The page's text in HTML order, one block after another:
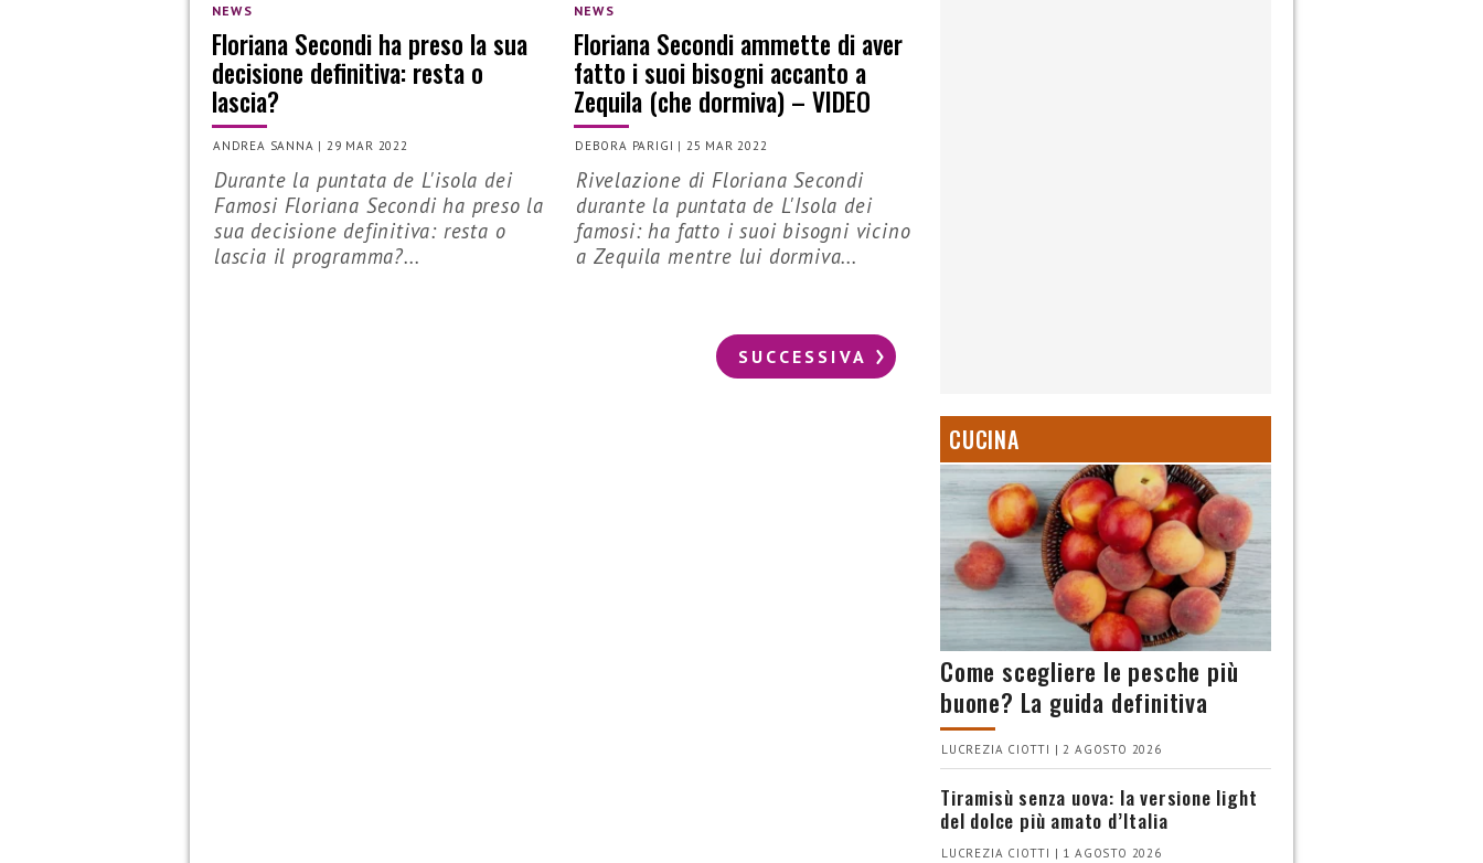
NEWS
Floriana Secondi ha preso la sua
decisione definitiva: resta o
lascia?
ANDREA SANNA |29 MAR 2022
Durante la puntata de L'isola dei
Famosi Floriana Secondi ha preso la
sua decisione definitiva: resta o
lascia il programma?...
NEWS
Floriana Secondi ammette di aver
fatto i suoi bisogni accanto a
Zequila (che dormiva) – VIDEO
DEBORA PARIGI | 25 MAR 2022
Rivelazione di Floriana Secondi
durante la puntata de L'Isola dei
famosi: ha fatto i suoi bisogni vicino
a Zequila mentre lui dormiva...
SUCCESSIVA
CUCINA
Come scegliere le pesche più
buone? La guida definitiva
LUCREZIA CIOTTI | 2 AGOSTO 2026
Tiramisù senza uova: la versione light
del dolce più amato d’Italia
LUCREZIA CIOTTI | 1 AGOSTO 2026